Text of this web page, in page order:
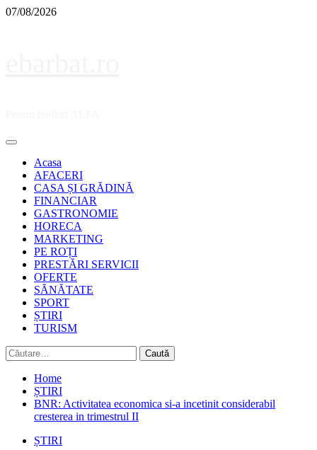
Skip
07/08/2026
Primary
Acasa
AFACERI
CASA ȘI GRĂDINĂ
FINANCIAR
GASTRONOMIE
HORECA
MARKETING
PE ROȚI
PRESTĂRI SERVICII
OFERTE
SĂNĂTATE
SPORT
ȘTIRI
TURISM
Caută
după:
Home
ȘTIRI
BNR: Activitatea economica si-a incetinit considerabil
cresterea in trimestrul II
ȘTIRI